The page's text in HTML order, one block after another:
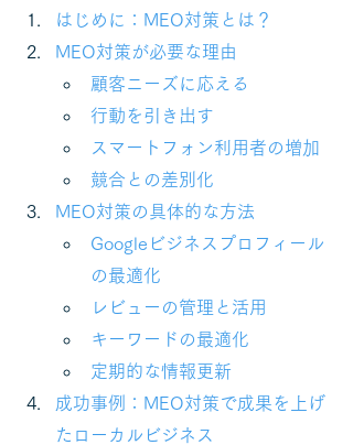
はじめに：MEO対策とは？
MEO対策が必要な理由
顧客ニーズに応える
行動を引き出す
スマートフォン利用者の増加
競合との差別化
MEO対策の具体的な方法
Googleビジネスプロフィール
の最適化
レビューの管理と活用
キーワードの最適化
定期的な情報更新
成功事例：MEO対策で成果を上げ
たローカルビジネス